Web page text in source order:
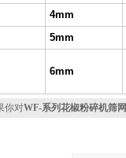
4mm
5mm
6mm
你对WF-系列花椒粉碎机筛网